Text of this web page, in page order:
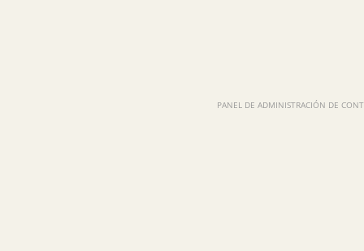
PANEL DE ADMINISTRACIÓN DE